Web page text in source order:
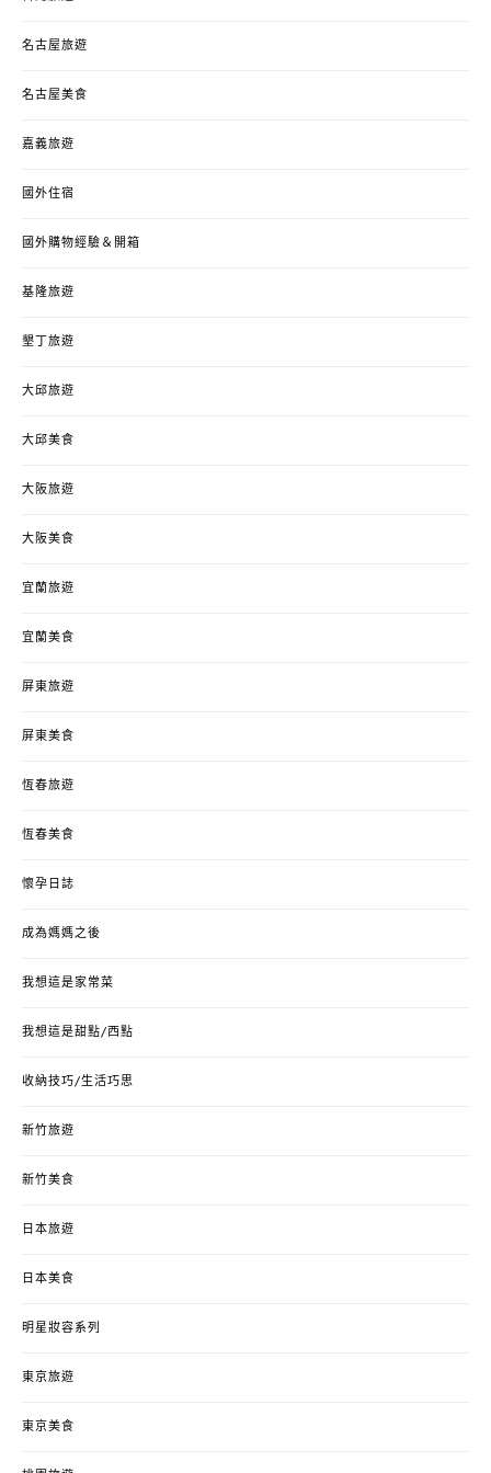
名古屋旅遊
名古屋美食
嘉義旅遊
國外住宿
國外購物經驗＆開箱
基隆旅遊
墾丁旅遊
大邱旅遊
大邱美食
大阪旅遊
大阪美食
宜蘭旅遊
宜蘭美食
屏東旅遊
屏東美食
恆春旅遊
恆春美食
懷孕日誌
成為媽媽之後
我想這是家常菜
我想這是甜點/西點
收納技巧/生活巧思
新竹旅遊
新竹美食
日本旅遊
日本美食
明星妝容系列
東京旅遊
東京美食